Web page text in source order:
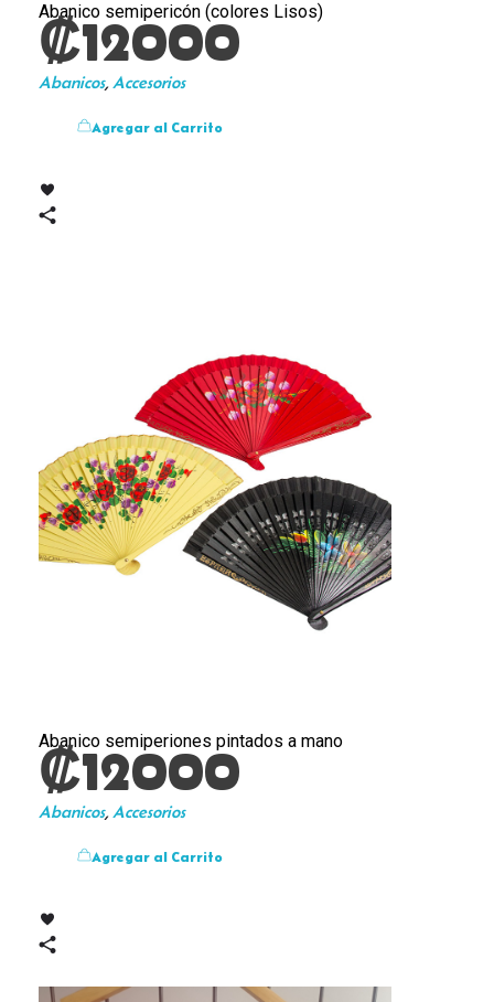
Abanico semipericón (colores Lisos)
₡12000
Abanicos,Accesorios
Agregar al Carrito
Abanico semiperiones pintados a mano
₡12000
Abanicos, Accesorios
Agregar al Carrito